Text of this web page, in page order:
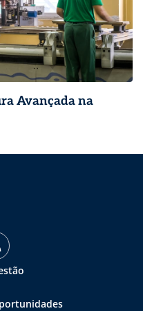
Avançada na